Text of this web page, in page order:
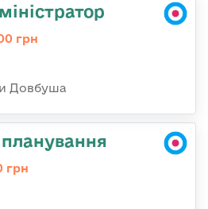
грн
Довбуша
грн